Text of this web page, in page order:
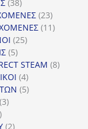
38
προϊόντα
2323
προϊόντα
1111
2525
55
προϊόντα
STEAM 88
44
προϊόντα
55
33
2
22